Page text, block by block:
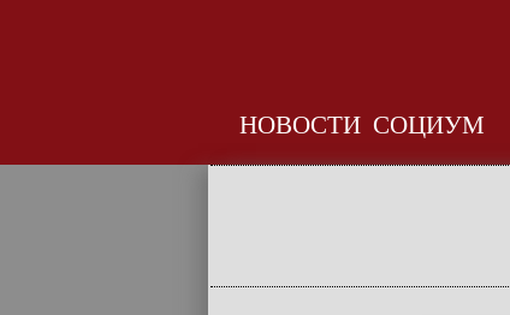
НОВОСТИ СОЦИУМ